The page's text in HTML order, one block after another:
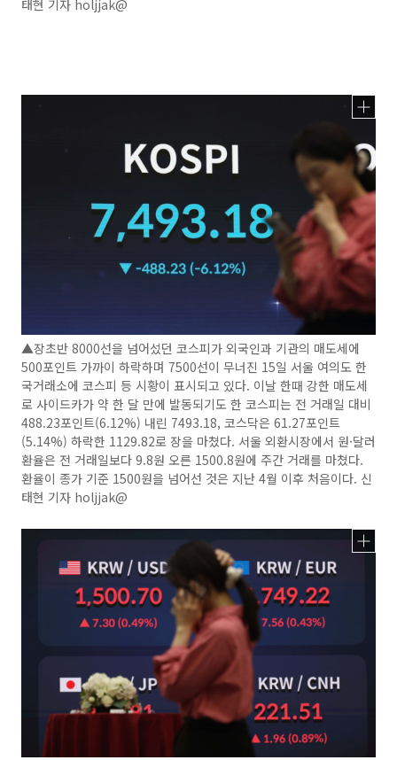
태현 기자 holjjak@
▲장초반 8000선을 넘어섰던 코스피가 외국인과 기관의 매도세에
500포인트 가까이 하락하며 7500선이 무너진 15일 서울 여의도 한
국거래소에 코스피 등 시황이 표시되고 있다. 이날 한때 강한 매도세
로 사이드카가 약 한 달 만에 발동되기도 한 코스피는 전 거래일 대비
488.23포인트(6.12%) 내린 7493.18, 코스닥은 61.27포인트
(5.14%) 하락한 1129.82로 장을 마쳤다. 서울 외환시장에서 원·달러
환율은 전 거래일보다 9.8원 오른 1500.8원에 주간 거래를 마쳤다.
환율이 종가 기준 1500원을 넘어선 것은 지난 4월 이후 처음이다. 신
태현 기자 holjjak@